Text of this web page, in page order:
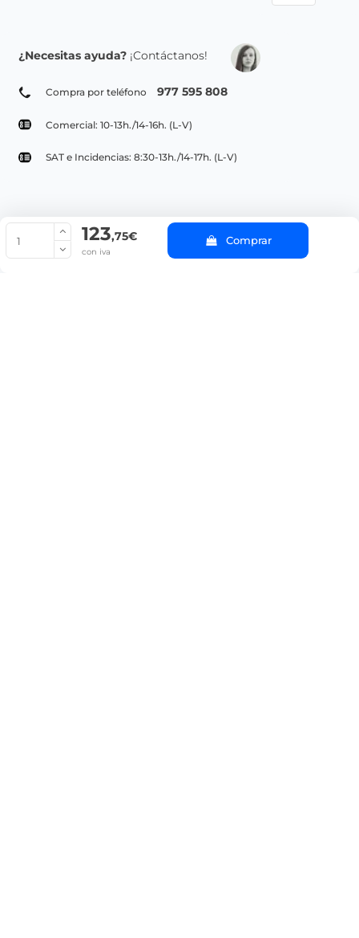
123,75€
con iva
Comprar
¿Necesitas ayuda? ¡Contáctanos!
Compra por teléfono 977 595 808
Comercial: 10-13h./14-16h. (L-V)
SAT e Incidencias: 8:30-13h./14-17h. (L-V)
© Copyright 2022 PepeBar.com |
Aviso legal y
Condiciones generales de compra |